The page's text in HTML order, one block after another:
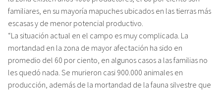
familiares, en su mayoría mapuches ubicados en las tierras más
escasas y de menor potencial productivo.
“La situación actual en el campo es muy complicada. La
mortandad en la zona de mayor afectación ha sido en
promedio del 60 por ciento, en algunos casos a las familias no
les quedó nada. Se murieron casi 900.000 animales en
producción, además de la mortandad de la fauna silvestre que